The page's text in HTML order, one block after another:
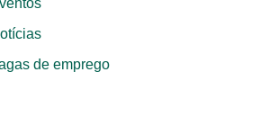
de emprego